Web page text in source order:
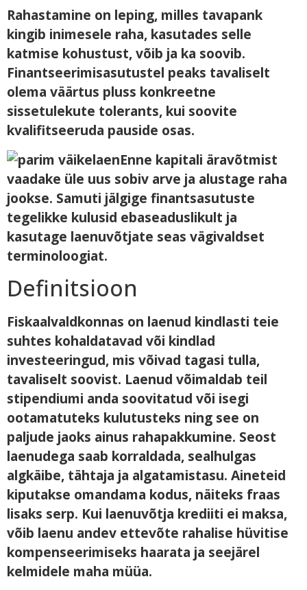
Rahastamine on leping, milles tavapank
kingib inimesele raha, kasutades selle
katmise kohustust, võib ja ka soovib.
Finantseerimisasutustel peaks tavaliselt
olema väärtus pluss konkreetne
sissetulekute tolerants, kui soovite
kvalifitseeruda pauside osas.
Enne kapitali äravõtmist
vaadake üle uus sobiv arve ja alustage raha
jookse. Samuti jälgige finantsasutuste
tegelikke kulusid ebaseaduslikult ja
kasutage laenuvõtjate seas vägivaldset
terminoloogiat.
Definitsioon
Fiskaalvaldkonnas on laenud kindlasti teie
suhtes kohaldatavad või kindlad
investeeringud, mis võivad tagasi tulla,
tavaliselt soovist. Laenud võimaldab teil
stipendiumi anda soovitatud või isegi
ootamatuteks kulutusteks ning see on
paljude jaoks ainus rahapakkumine. Seost
laenudega saab korraldada, sealhulgas
algkäibe, tähtaja ja algatamistasu. Aineteid
kiputakse omandama kodus, näiteks fraas
lisaks serp. Kui laenuvõtja krediiti ei maksa,
võib laenu andev ettevõte rahalise hüvitise
kompenseerimiseks haarata ja seejärel
kelmidele maha müüa.